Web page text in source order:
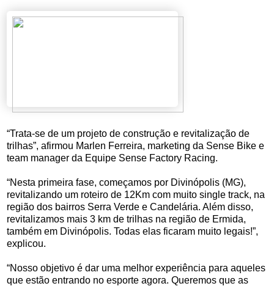
“Trata-se de um projeto de construção e revitalização de
trilhas”, afirmou Marlen Ferreira, marketing da Sense Bike e
team manager da Equipe Sense Factory Racing.
“Nesta primeira fase, começamos por Divinópolis (MG),
revitalizando um roteiro de 12Km com muito single track, na
região dos bairros Serra Verde e Candelária. Além disso,
revitalizamos mais 3 km de trilhas na região de Ermida,
também em Divinópolis. Todas elas ficaram muito legais!”,
explicou.
“Nosso objetivo é dar uma melhor experiência para aqueles
que estão entrando no esporte agora. Queremos que as